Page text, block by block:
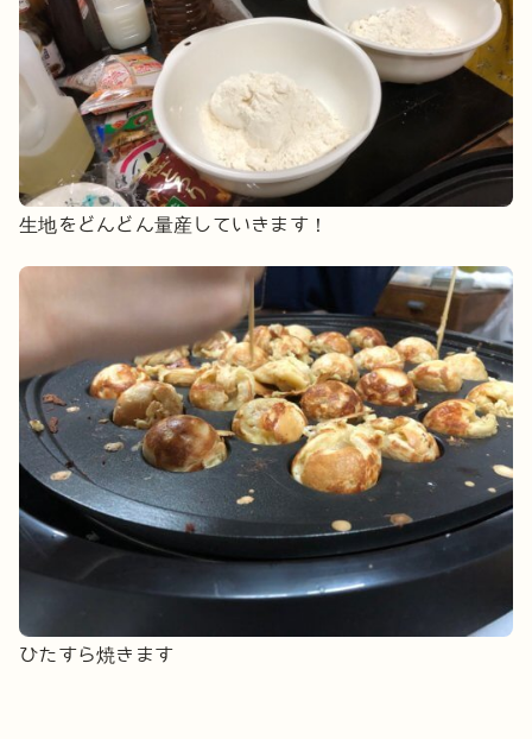
生地をどんどん量産していきます！
ひたすら焼きます